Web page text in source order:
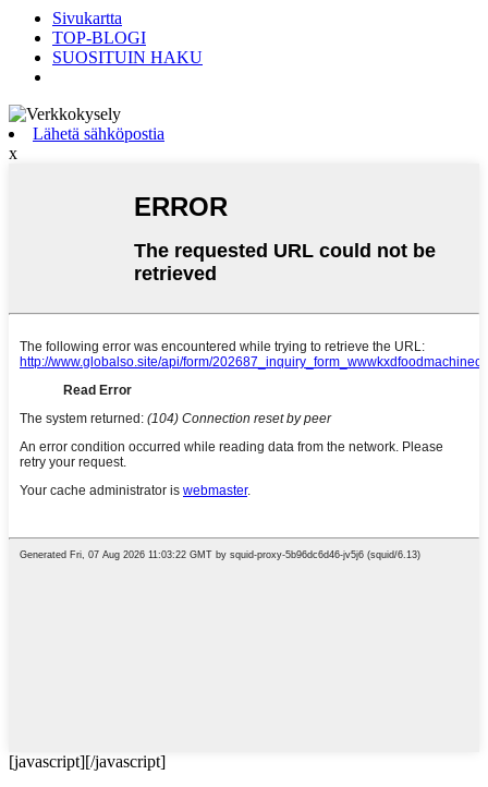
Sivukartta
TOP-BLOGI
SUOSITUIN HAKU
Lähetä sähköpostia
x
[javascript][/javascript]